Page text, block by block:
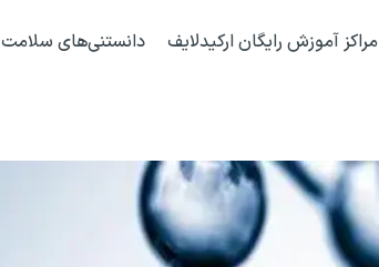
مراکز آموزش رایگان ارکیدلایف دانستنی‌های سلامت